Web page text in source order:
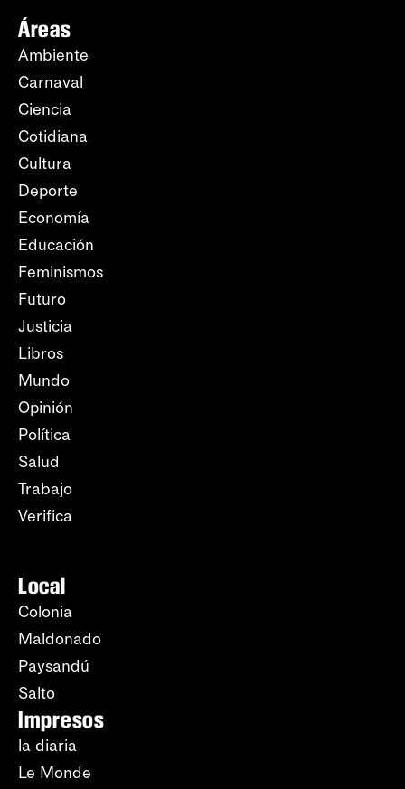
Áreas
Ambiente
Carnaval
Ciencia
Cotidiana
Cultura
Deporte
Economía
Educación
Feminismos
Futuro
Justicia
Libros
Mundo
Opinión
Política
Salud
Trabajo
Verifica
Local
Colonia
Maldonado
Paysandú
Salto
Impresos
la diaria
Le Monde